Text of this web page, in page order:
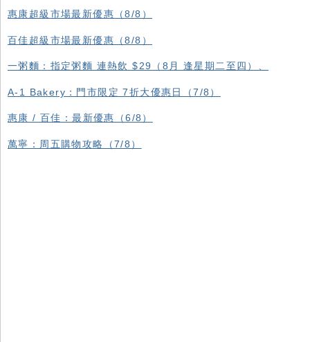
惠康超級市場最新優惠（8/8）
百佳超級市場最新優惠（8/8）
一粥麵：指定粥麵 連熱飲 $29（8月 逢星期二至四）、
A-1 Bakery：門市限定 7折大優惠日（7/8）
惠康 / 百佳：最新優惠（6/8）
萬寧：周五購物攻略（7/8）